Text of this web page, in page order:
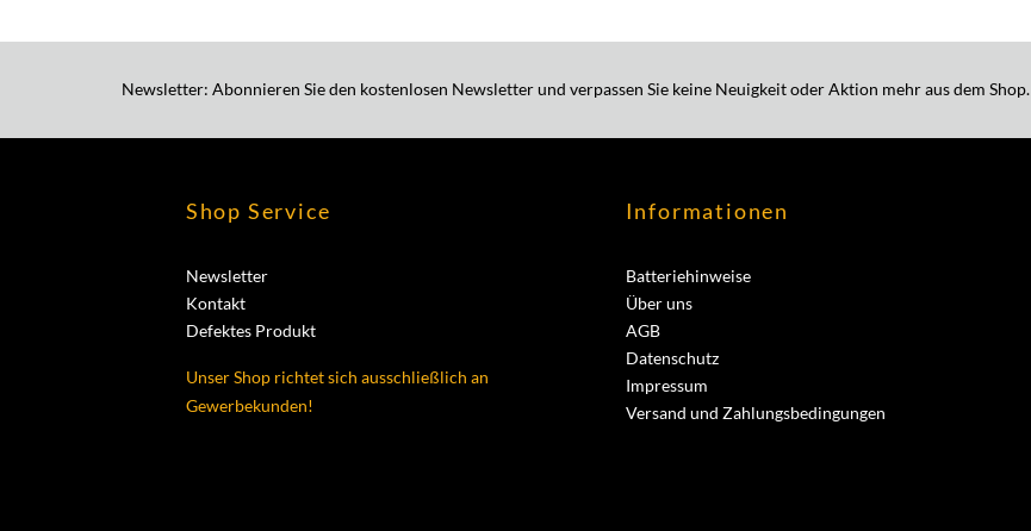
Newsletter: Abonnieren Sie den kostenlosen Newsletter und verpassen Sie keine Neuigkeit oder Aktion mehr aus dem Shop.
Shop Service
Newsletter
Kontakt
Defektes Produkt
Unser Shop richtet sich ausschließlich an
Gewerbekunden!
Informationen
Batteriehinweise
Über uns
AGB
Datenschutz
Impressum
Versand und Zahlungsbedingungen